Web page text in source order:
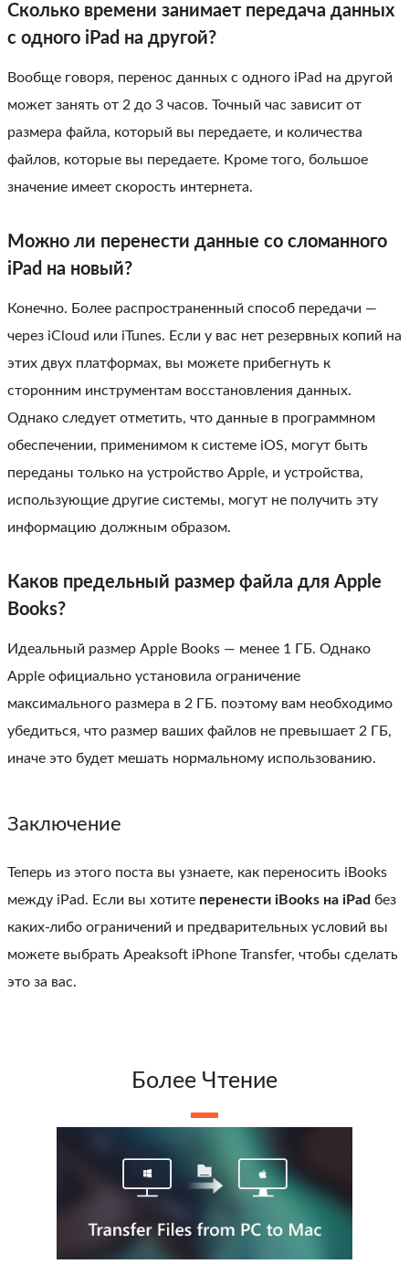
Сколько времени занимает передача данных
с одного iPad на другой?
Вообще говоря, перенос данных с одного iPad на другой
может занять от 2 до 3 часов. Точный час зависит от
размера файла, который вы передаете, и количества
файлов, которые вы передаете. Кроме того, большое
значение имеет скорость интернета.
Можно ли перенести данные со сломанного
iPad на новый?
Конечно. Более распространенный способ передачи —
через iCloud или iTunes. Если у вас нет резервных копий на
этих двух платформах, вы можете прибегнуть к
сторонним инструментам восстановления данных.
Однако следует отметить, что данные в программном
обеспечении, применимом к системе iOS, могут быть
переданы только на устройство Apple, и устройства,
использующие другие системы, могут не получить эту
информацию должным образом.
Каков предельный размер файла для Apple
Books?
Идеальный размер Apple Books — менее 1 ГБ. Однако
Apple официально установила ограничение
максимального размера в 2 ГБ. поэтому вам необходимо
убедиться, что размер ваших файлов не превышает 2 ГБ,
иначе это будет мешать нормальному использованию.
Заключение
Теперь из этого поста вы узнаете, как переносить iBooks
между iPad. Если вы хотите перенести iBooks на iPad без
каких-либо ограничений и предварительных условий вы
можете выбрать Apeaksoft iPhone Transfer, чтобы сделать
это за вас.
Более Чтение